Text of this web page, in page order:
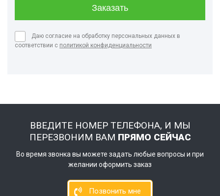
Даю согласие на обработку персональных данных в
соответствии с политикой конфиденциальности
ВВЕДИТЕ НОМЕР ТЕЛЕФОНА, И МЫ
ПЕРЕЗВОНИМ ВАМ ПРЯМО СЕЙЧАС
Во время звонка вы можете задать любые вопросы и при
желании оформить заказ
Позвонить мне